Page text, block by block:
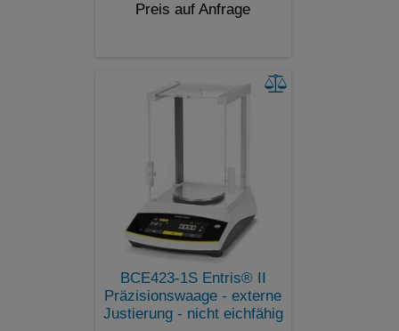
Preis auf Anfrage
BCE423-1S Entris® II
Präzisionswaage - externe
Justierung - nicht eichfähig